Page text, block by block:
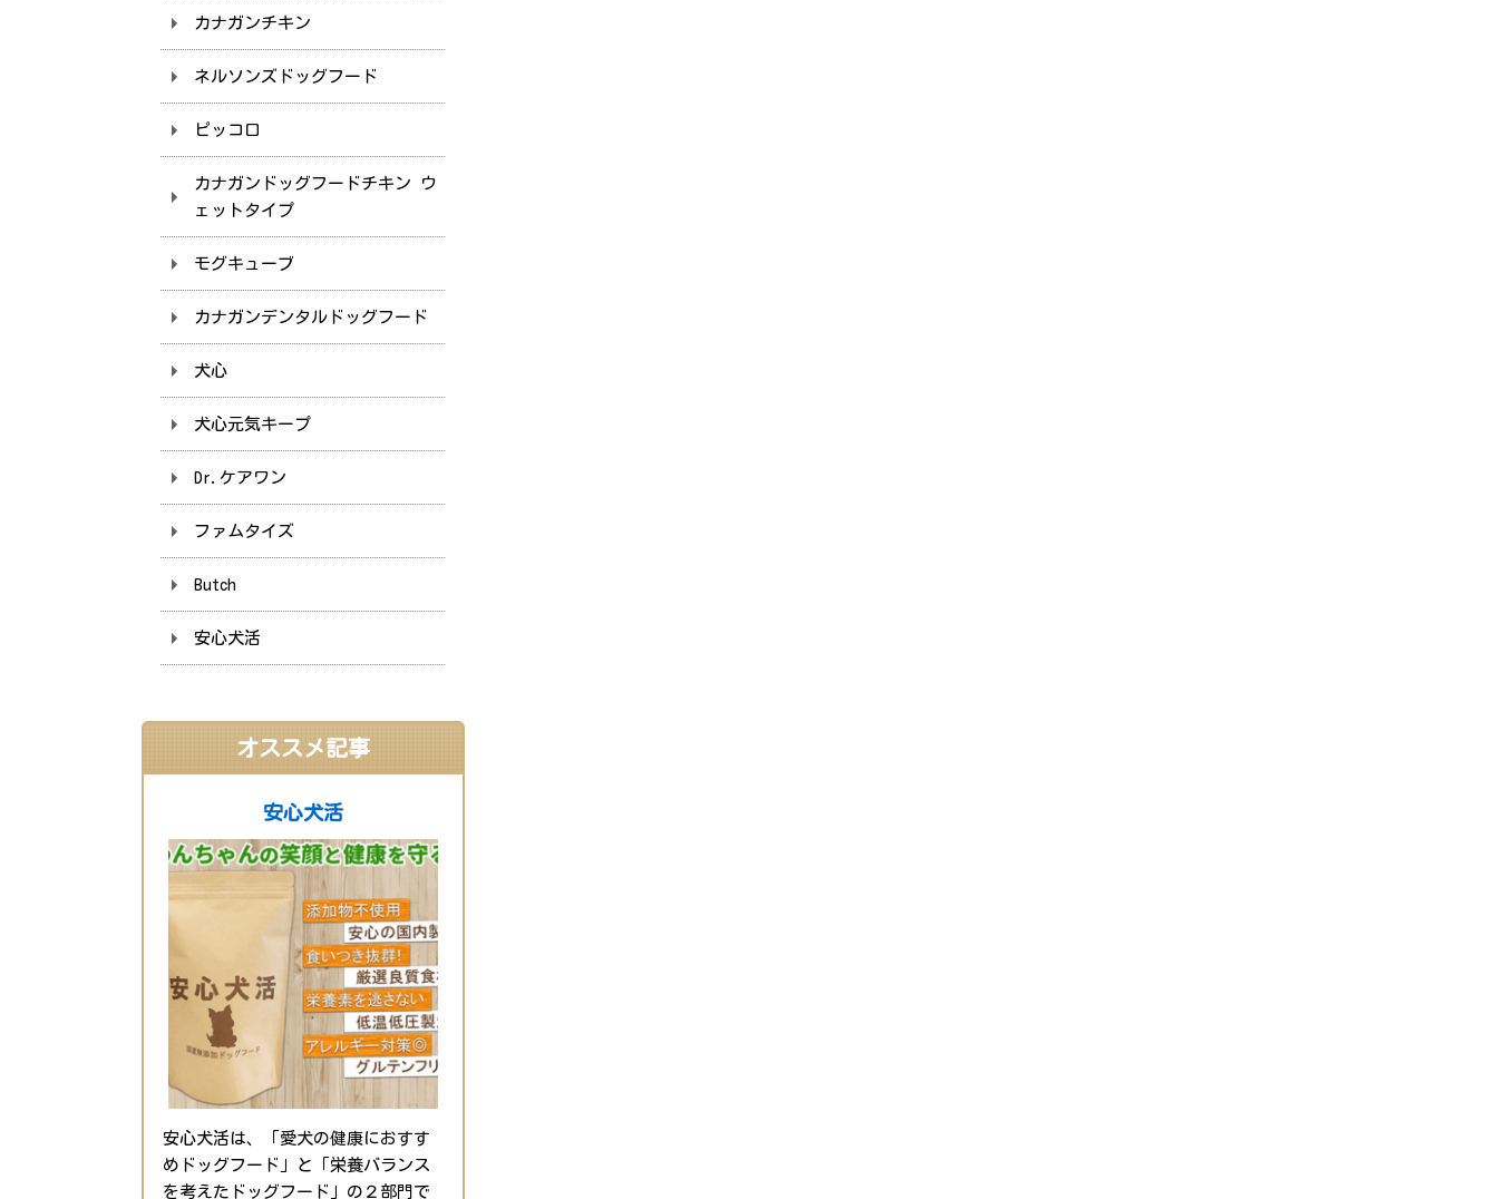
カナガンチキン
ネルソンズドッグフード
ピッコロ
カナガンドッグフードチキン ウ
ェットタイプ
モグキューブ
カナガンデンタルドッグフード
犬心
犬心元気キープ
Dr.ケアワン
ファムタイズ
Butch
安心犬活
オススメ記事
安心犬活
安心犬活は、「愛犬の健康におすす
めドッグフード」と「栄養バランス
を考えたドッグフード」の２部門で